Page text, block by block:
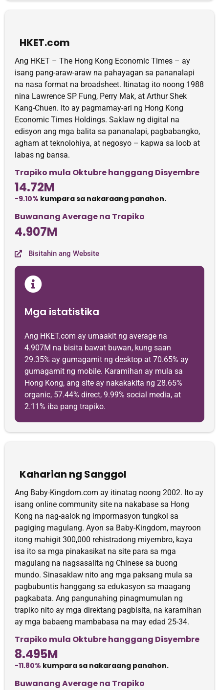
HKET.com
Ang HKET – The Hong Kong Economic Times – ay
isang pang-araw-araw na pahayagan sa pananalapi
na nasa format na broadsheet. Itinatag ito noong 1988
nina Lawrence SP Fung, Perry Mak, at Arthur Shek
Kang-Chuen. Ito ay pagmamay-ari ng Hong Kong
Economic Times Holdings. Saklaw ng digital na
edisyon ang mga balita sa pananalapi, pagbabangko,
agham at teknolohiya, at negosyo – kapwa sa loob at
labas ng bansa.
Trapiko mula Oktubre hanggang Disyembre
14.72M
-9.10% kumpara sa nakaraang panahon.
Buwanang Average na Trapiko
4.907M
Bisitahin ang Website
Mga istatistika
Ang HKET.com ay umaakit ng average na
4.907M na bisita bawat buwan, kung saan
29.35% ay gumagamit ng desktop at 70.65% ay
gumagamit ng mobile. Karamihan ay mula sa
Hong Kong, ang site ay nakakakita ng 28.65%
organic, 57.44% direct, 9.99% social media, at
2.11% iba pang trapiko.
Kaharian ng Sanggol
Ang Baby-Kingdom.com ay itinatag noong 2002. Ito ay
isang online community site na nakabase sa Hong
Kong na nag-aalok ng impormasyon tungkol sa
pagiging magulang. Ayon sa Baby-Kingdom, mayroon
itong mahigit 300,000 rehistradong miyembro, kaya
isa ito sa mga pinakasikat na site para sa mga
magulang na nagsasalita ng Chinese sa buong
mundo. Sinasaklaw nito ang mga paksang mula sa
pagbubuntis hanggang sa edukasyon sa maagang
pagkabata. Ang pangunahing pinagmumulan ng
trapiko nito ay mga direktang pagbisita, na karamihan
ay mga babaeng mambabasa na may edad 25-34.
Trapiko mula Oktubre hanggang Disyembre
8.495M
-11.80% kumpara sa nakaraang panahon.
Buwanang Average na Trapiko